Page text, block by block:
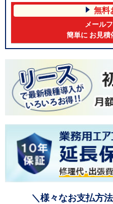
無料
メール
簡単に お見積
＼様々なお支払方